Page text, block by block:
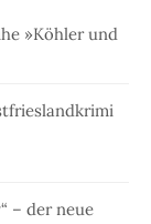
»Köhler und
– der neue